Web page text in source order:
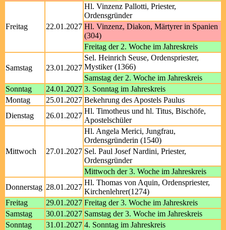
Freitag 22.01.2027
Hl. Vinzenz Pallotti, Priester,
Ordensgründer
Hl. Vinzenz, Diakon, Märtyrer in Spanien
(304)
Freitag der 2. Woche im Jahreskreis
Samstag 23.01.2027
Sel. Heinrich Seuse, Ordenspriester,
Mystiker (1366)
Samstag der 2. Woche im Jahreskreis
Sonntag
24.01.2027 3. Sonntag im Jahreskreis
Montag
25.01.2027 Bekehrung des Apostels Paulus
Dienstag
26.01.2027
Hl. Timotheus und hl. Titus, Bischöfe,
Apostelschüler
Mittwoch 27.01.2027
Hl. Angela Merici, Jungfrau,
Ordensgründerin (1540)
Sel. Paul Josef Nardini, Priester,
Ordensgründer
Mittwoch der 3. Woche im Jahreskreis
Donnerstag 28.01.2027
Hl. Thomas von Aquin, Ordenspriester,
Kirchenlehrer(1274)
Freitag
29.01.2027 Freitag der 3. Woche im Jahreskreis
Samstag
30.01.2027 Samstag der 3. Woche im Jahreskreis
Sonntag
31.01.2027 4. Sonntag im Jahreskreis